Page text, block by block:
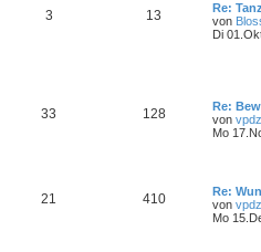
3 13
Re:
von
Di
33 128
Re:
von
Mo
21 410
Re:
von
Mo